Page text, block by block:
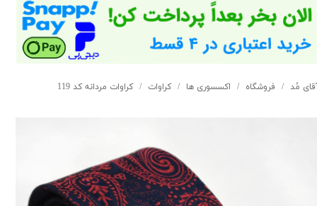
خروج از حساب کاربری
مُد فروشگاه اکسسوری ها کراوات کراوات مردانه کد 119